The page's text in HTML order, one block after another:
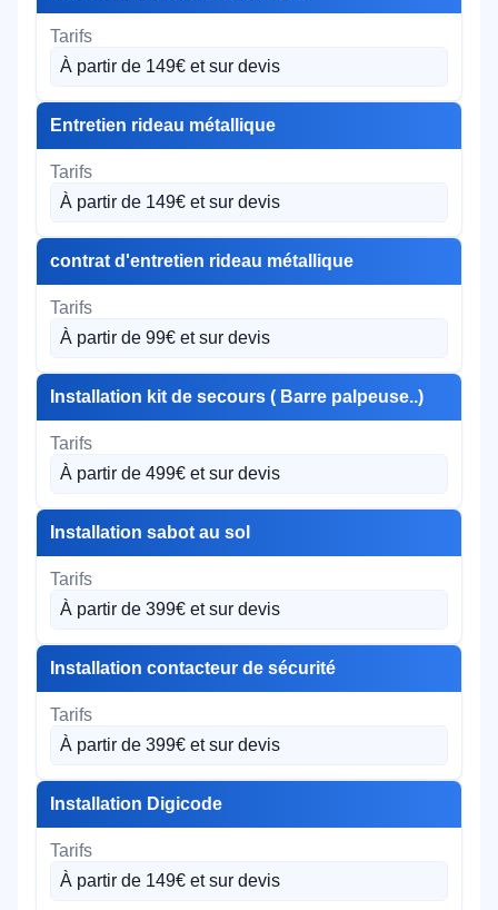
À partir de 149€ et sur devis
Entretien rideau métallique
À partir de 149€ et sur devis
contrat d'entretien rideau métallique
À partir de 99€ et sur devis
Installation kit de secours ( Barre palpeuse..)
À partir de 499€ et sur devis
Installation sabot au sol
À partir de 399€ et sur devis
Installation contacteur de sécurité
À partir de 399€ et sur devis
Installation Digicode
À partir de 149€ et sur devis